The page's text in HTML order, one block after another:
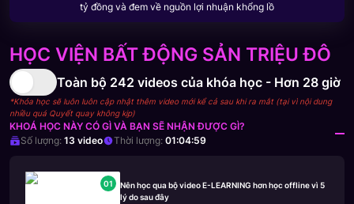
HỌC VIỆN BẤT ĐỘNG SẢN TRIỆU ĐÔ
Toàn bộ 242 videos của khóa học - Hơn 28 giờ
*Khóa học sẽ luôn luôn cập nhật thêm video mới kể cả sau khi ra mắt (tại vì nội dung
nhiều quá Quyết quay không kịp)
KHOÁ HỌC NÀY CÓ GÌ VÀ BẠN SẼ NHẬN ĐƯỢC GÌ?
Số lượng: 13 video Thời lượng: 01:04:59
01
Nên học qua bộ video E-LEARNING hơn học offline vì 5
lý do sau đây
tỷ đồng và đem về nguồn lợi nhuận khổng lồ